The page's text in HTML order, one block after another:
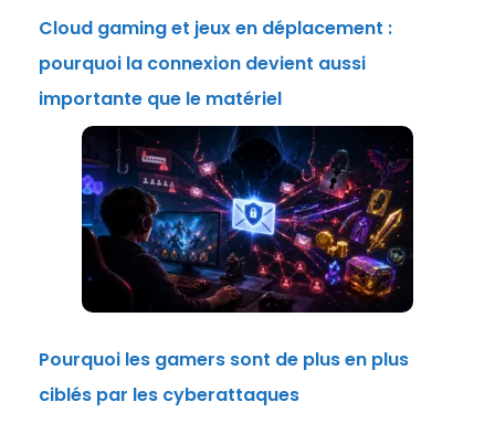
Cloud gaming et jeux en déplacement :
pourquoi la connexion devient aussi
importante que le matériel
Pourquoi les gamers sont de plus en plus
ciblés par les cyberattaques